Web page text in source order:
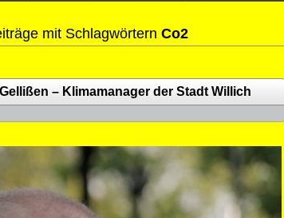
mit Schlagwörtern Co2
– Klimamanager der Stadt Willich